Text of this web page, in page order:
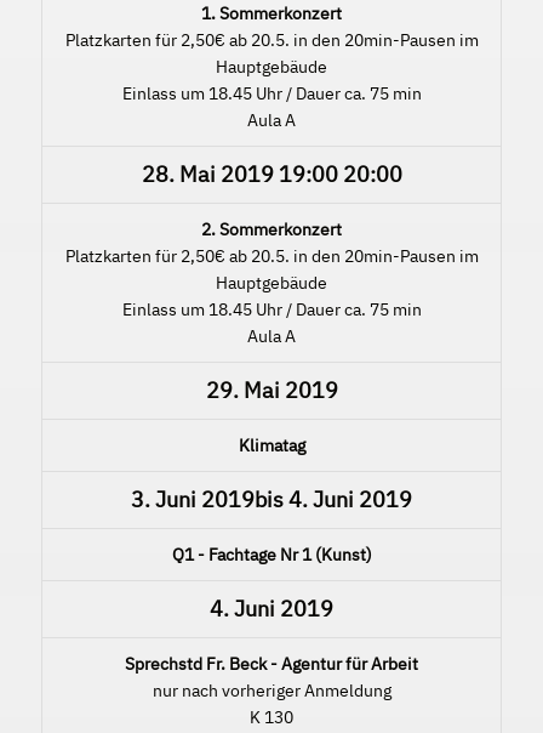
1. Sommerkonzert
Platzkarten für 2,50€ ab 20.5. in den 20min-Pausen im
Hauptgebäude
Einlass um 18.45 Uhr / Dauer ca. 75 min
Aula A
28. Mai 201919:00 20:00
2. Sommerkonzert
Platzkarten für 2,50€ ab 20.5. in den 20min-Pausen im
Hauptgebäude
Einlass um 18.45 Uhr / Dauer ca. 75 min
Aula A
29. Mai 2019
Klimatag
3. Juni 2019bis4. Juni 2019
Q1 - Fachtage Nr 1 (Kunst)
4. Juni 2019
Sprechstd Fr. Beck - Agentur für Arbeit
nur nach vorheriger Anmeldung
K 130